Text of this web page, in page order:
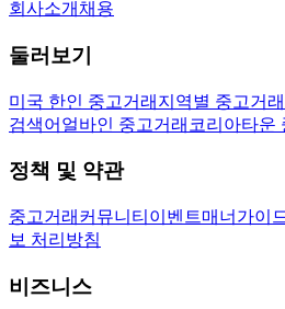
회사소개 채용
둘러보기
미국 한인 중고거래 지역별 중고거래
검색어 얼바인 중고거래 코리아타운
정책 및 약관
중고거래 커뮤니티 이벤트매너가이
보 처리방침
비즈니스